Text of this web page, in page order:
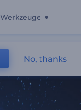
Werkzeuge
No, thanks